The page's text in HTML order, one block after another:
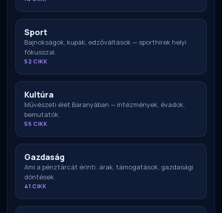
Sport
Bajnokságok, kupák, edzőváltások — sporthírek helyi
fókusszal.
52 CIKK
Kultúra
Művészeti élet Baranyában — intézmények, évadok,
bemutatók.
55 CIKK
Gazdaság
Ami a pénztárcát érinti: árak, támogatások, gazdasági
döntések.
41 CIKK